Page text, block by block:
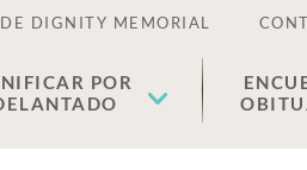
DIGNITY MEMORIAL
POR